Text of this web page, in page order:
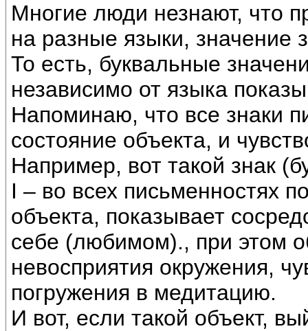
Многие люди незнают, что
на разные языки, значение
То есть, буквальные
независимо от языка
Напоминаю, что все знаки
состояние объекта, и
Например, вот такой знак
I – во всех письменностях
объекта, показывает
себе (любимом)., при этом
невосприятия окружения,
погружения в медитацию.
И вот, если такой объект,